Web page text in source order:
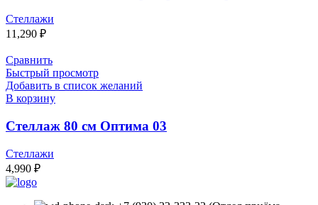
Стеллажи
11,290 ₽
Сравнить
Быстрый просмотр
Добавить в список желаний
В корзину
Стеллаж 80 см Оптима 03
Стеллажи
4,990 ₽